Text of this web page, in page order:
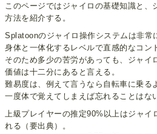
このページではジャイロの基礎知識と、
方法を紹介する。
Splatoonのジャイロ操作システムは非常
身体と一体化するレベルで直感的なコン
そのため多少の苦労があっても、ジャイ
価値は十二分にあると言える。
難易度は、例えて言うなら自転車に乗る
一度体で覚えてしまえば忘れることはな
上級プレイヤーの推定90%以上はジャ
れる（要出典）。